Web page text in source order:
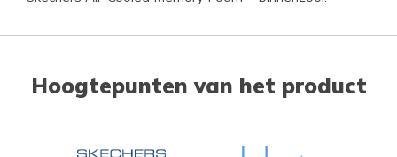
Hoogtepunten van het product